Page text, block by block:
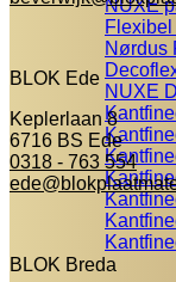
NUXE
Nørdus
NUXE
BLOK Ede
Keplerlaan 8
6716 BS Ede
0318 - 763 554
BLOK Breda